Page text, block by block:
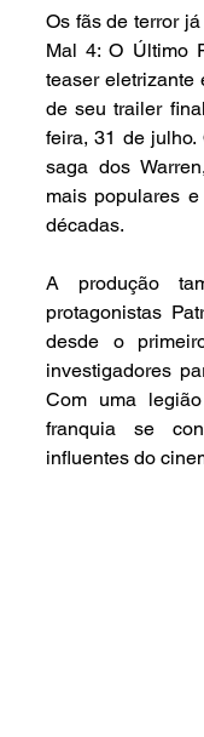
Os fãs de terror
Mal 4: O Último
teaser eletrizante
de seu trailer
feira, 31 de
saga dos
mais populares
décadas.
A produção
protagonistas
desde o
investigadores
Com uma
franquia se
influentes do